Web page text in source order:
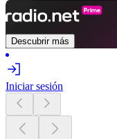
Descubrir más
Iniciar sesión